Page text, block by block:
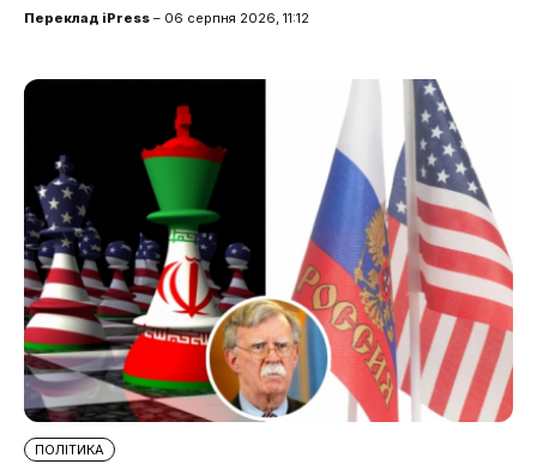
Переклад iPress – 06 серпня 2026, 11:12
ПОЛІТИКА